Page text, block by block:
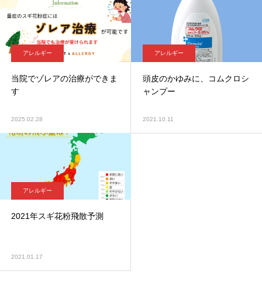
アレルギー
当院でゾレアの治療ができま
す
2025.02.28
アレルギー
頭皮のかゆみに、コムクロシ
ャンプー
2021.10.11
アレルギー
2021年スギ花粉飛散予測
2021.01.17